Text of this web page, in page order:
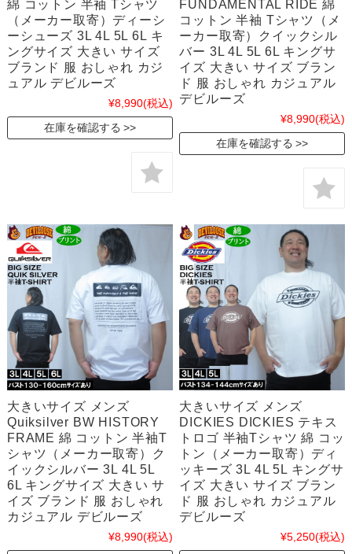
綿 コットン 半袖 Tシャツ
（メーカー取寄）ディーシ
ーシューズ 3L 4L 5L 6L キ
ングサイズ 大きい サイズ
ブランド 服 おしゃれ カジ
ュアル デビルーズ
¥8,990(税込)
在庫を確認する
FUNDAMENTAL RIDE 綿
コットン 半袖 Tシャツ（メ
ーカー取寄）クイックシル
バー 3L 4L 5L 6L キングサ
イズ 大きい サイズ ブラン
ド 服 おしゃれ カジュアル
デビルーズ
¥8,990(税込)
在庫を確認する
大きいサイズ メンズ
Quiksilver BW HISTORY
FRAME 綿 コットン 半袖T
シャツ（メーカー取寄）ク
イックシルバー 3L 4L 5L
6L キングサイズ 大きい サ
イズ ブランド 服 おしゃれ
カジュアル デビルーズ
¥8,990(税込)
大きいサイズ メンズ
DICKIES DICKIES テキス
トロゴ 半袖Tシャツ 綿 コッ
トン（メーカー取寄）ディ
ッキーズ 3L 4L 5L キングサ
イズ 大きい サイズ ブラン
ド 服 おしゃれ カジュアル
デビルーズ
¥5,250(税込)